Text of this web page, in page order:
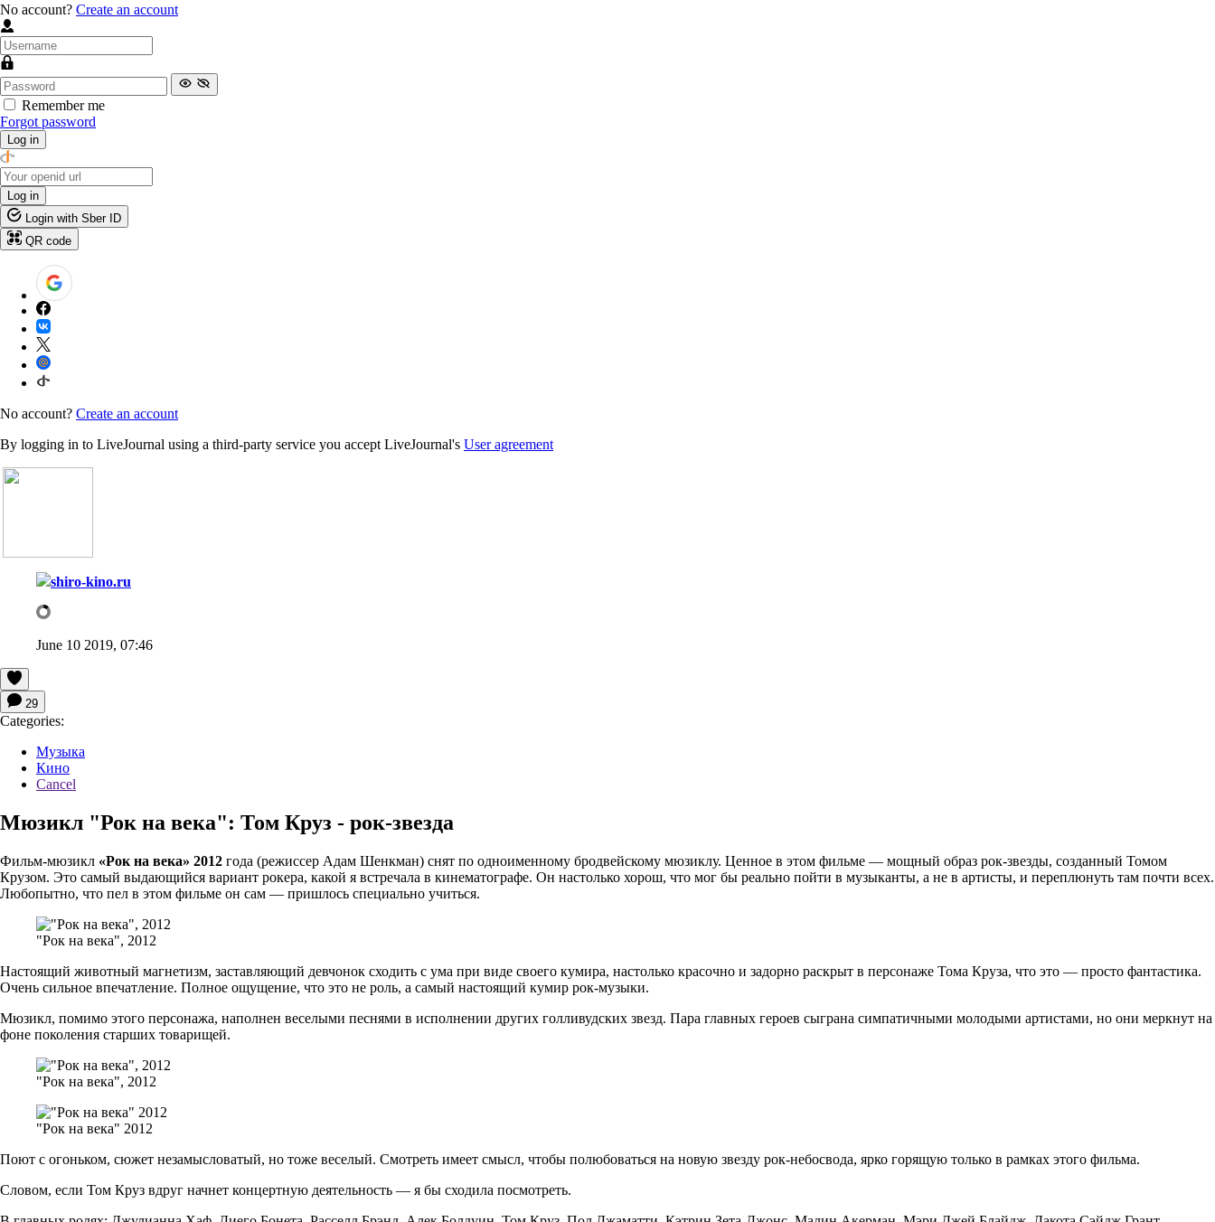
No account? Create an account
Remember me
Forgot password
Log in
Log in
Login with Sber ID
QR code
No account? Create an account
By logging in to LiveJournal using a third-party service you accept LiveJournal's User agreement
shiro-kino.ru
June 10 2019, 07:46
29
Categories:
Музыка
Кино
Cancel
Мюзикл "Рок на века": Том Круз - рок-звезда
Фильм-мюзикл «Рок на века» 2012 года (режиссер Адам Шенкман) снят по одноименному бродвейскому мюзиклу. Ценное в этом фильме — мощный образ рок-звезды, созданный Томом
Крузом. Это самый выдающийся вариант рокера, какой я встречала в кинематографе. Он настолько хорош, что мог бы реально пойти в музыканты, а не в артисты, и переплюнуть там почти всех.
Любопытно, что пел в этом фильме он сам — пришлось специально учиться.
"Рок на века", 2012
Настоящий животный магнетизм, заставляющий девчонок сходить с ума при виде своего кумира, настолько красочно и задорно раскрыт в персонаже Тома Круза, что это — просто фантастика.
Очень сильное впечатление. Полное ощущение, что это не роль, а самый настоящий кумир рок-музыки.
Мюзикл, помимо этого персонажа, наполнен веселыми песнями в исполнении других голливудских звезд. Пара главных героев сыграна симпатичными молодыми артистами, но они меркнут на
фоне поколения старших товарищей.
"Рок на века", 2012
"Рок на века" 2012
Поют с огоньком, сюжет незамысловатый, но тоже веселый. Смотреть имеет смысл, чтобы полюбоваться на новую звезду рок-небосвода, ярко горящую только в рамках этого фильма.
Словом, если Том Круз вдруг начнет концертную деятельность — я бы сходила посмотреть.